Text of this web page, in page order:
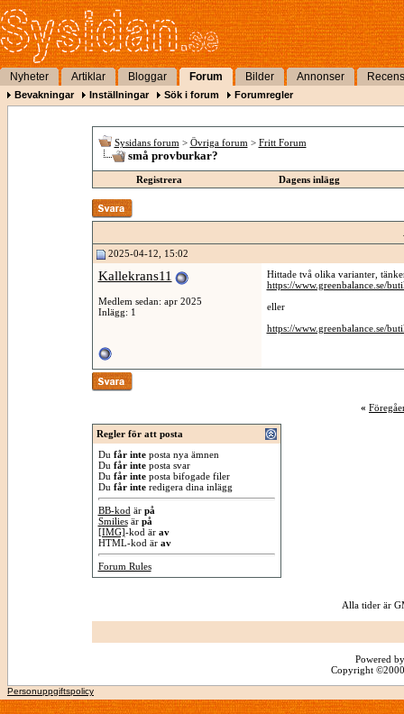
Nyheter Artiklar Bloggar Forum Bilder Annonser
Bevakningar Inställningar Sök i forum Forumregler
Sysidans forum > Övriga forum > Fritt Forum
små provburkar?
Registrera Dagens inlägg
2025-04-12, 15:02
Kallekrans11
Medlem sedan: apr 2025
Inlägg: 1
Hittade två olika varianter,
https://www.greenbalance.se/
eller
https://www.greenbalance.se/
«
Regler för att posta
Du får inteposta nya ämnen
Du får inteposta svar
Du får inteposta bifogade filer
Du får interedigera dina inlägg
BB-kod är på
Smiliesär på
[IMG]-kod är av
HTML-kod är av
Forum Rules
Alla tider är
Powered
Copyright
Personuppgiftspolicy